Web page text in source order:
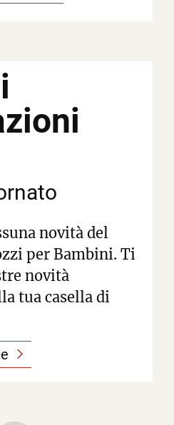
novità del
per Bambini. Ti
novità
tua casella di